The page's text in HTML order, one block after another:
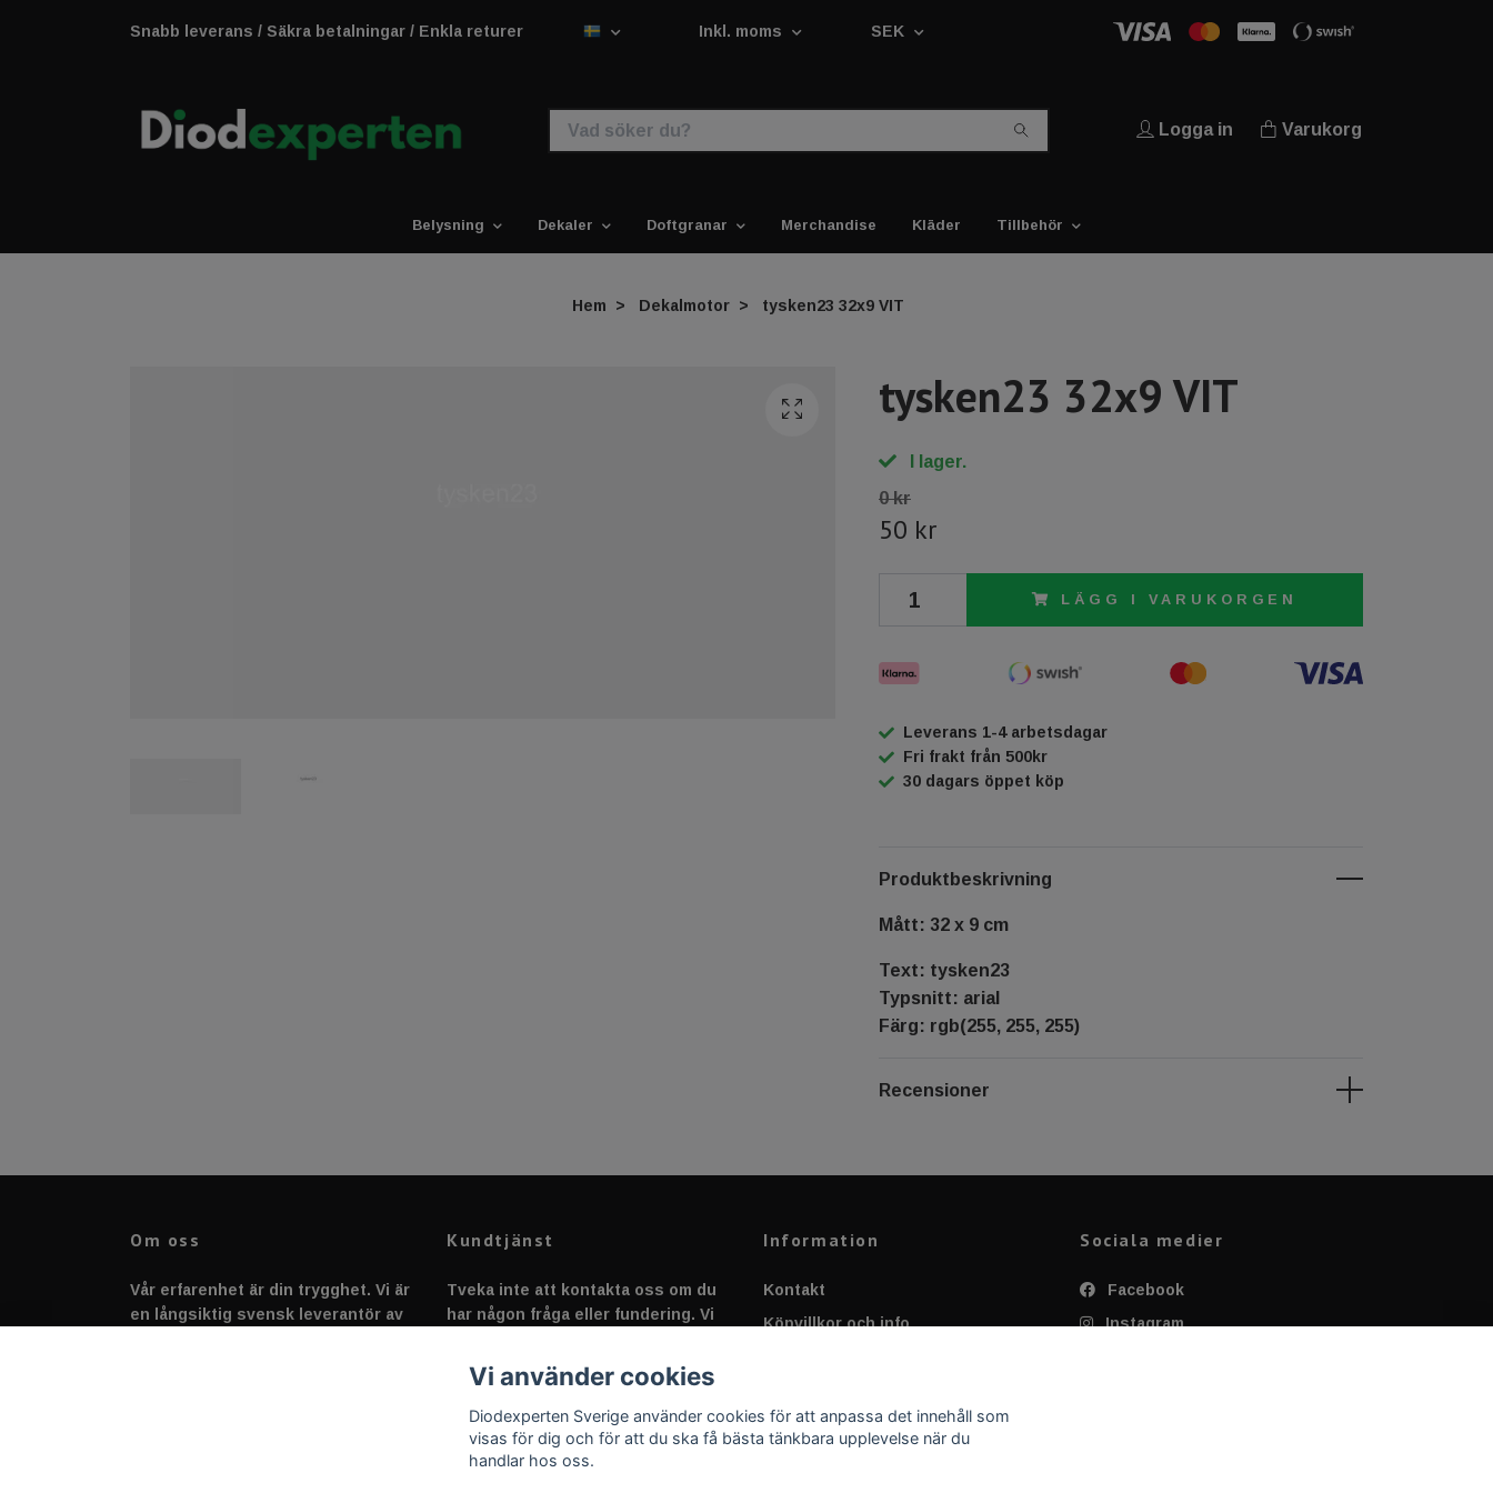
Snabb leverans / Säkra betalningar / Enkla returer Inkl. moms SEK
Logga in Varukorg
Belysning Dekaler Doftgranar Merchandise Kläder Tillbehör
Hem Dekalmotor tysken23 32x9 VIT
tysken23 32x9 VIT
I lager.
0 kr
50 kr
LÄGG I VARUKORGEN
Leverans 1-4 arbetsdagar
Fri frakt från 500kr
30 dagars öppet köp
Produktbeskrivning
Mått: 32 x 9 cm
Text: tysken23
Typsnitt: arial
Färg: rgb(255, 255, 255)
Recensioner
Om oss
Vår erfarenhet är din trygghet. Vi är
en långsiktig svensk leverantör av
Kundtjänst
Tveka inte att kontakta oss om du
har någon fråga eller fundering. Vi
Information
Kontakt
Köpvillkor och info
Applicering av Dekal
Sociala medier
Facebook
Instagram
Vi använder cookies
Diodexperten Sverige använder cookies för att anpassa det innehåll som
visas för dig och för att du ska få bästa tänkbara upplevelse när du
handlar hos oss.